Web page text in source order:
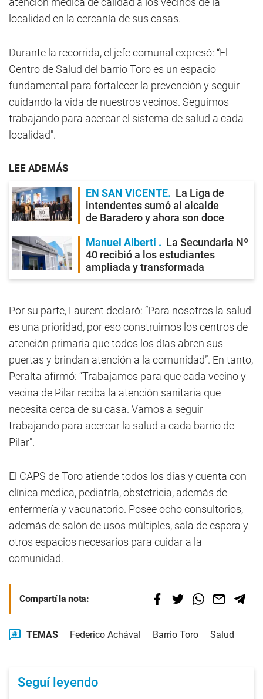
localidad en la cercanía de sus casas.
Durante la recorrida, el jefe comunal expresó: “El
Centro de Salud del barrio Toro es un espacio
fundamental para fortalecer la prevención y seguir
cuidando la vida de nuestros vecinos. Seguimos
trabajando para acercar el sistema de salud a cada
localidad".
LEE ADEMÁS
EN SAN VICENTE
La Liga de
intendentes sumó al alcalde
de Baradero y ahora son doce
Manuel Alberti
La Secundaria Nº
40 recibió a los estudiantes
ampliada y transformada
Por su parte, Laurent declaró: “Para nosotros la salud
es una prioridad, por eso construimos los centros de
atención primaria que todos los días abren sus
puertas y brindan atención a la comunidad”. En tanto,
Peralta afirmó: “Trabajamos para que cada vecino y
vecina de Pilar reciba la atención sanitaria que
necesita cerca de su casa. Vamos a seguir
trabajando para acercar la salud a cada barrio de
Pilar".
El CAPS de Toro atiende todos los días y cuenta con
clínica médica, pediatría, obstetricia, además de
enfermería y vacunatorio. Posee ocho consultorios,
además de salón de usos múltiples, sala de espera y
otros espacios necesarios para cuidar a la
comunidad.
Compartí la nota:
TEMAS Federico Achával Barrio Toro Salud
Seguí leyendo